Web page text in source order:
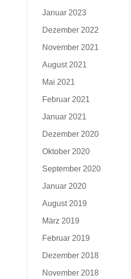
Januar 2023
Dezember 2022
November 2021
August 2021
Mai 2021
Februar 2021
Januar 2021
Dezember 2020
Oktober 2020
September 2020
Januar 2020
August 2019
März 2019
Februar 2019
Dezember 2018
November 2018